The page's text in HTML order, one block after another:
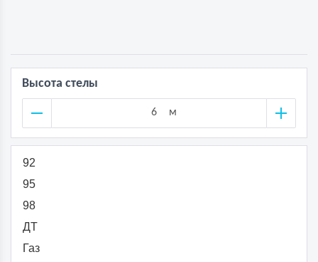
Высота стелы
м
92
95
98
ДТ
Газ